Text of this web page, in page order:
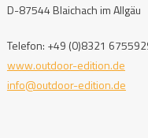
D-87544 Blaichach im Allgäu
Telefon: +49 (0)8321
www.outdoor-edition.de
info@outdoor-edition.de